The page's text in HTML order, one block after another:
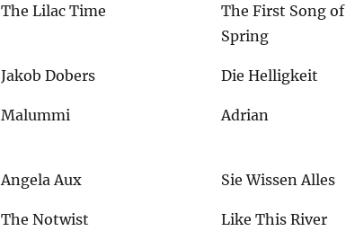
The Lilac Time
The First Song of
Spring
Jakob Dobers Die Helligkeit
Malummi Adrian
Angela Aux Sie Wissen Alles
The Notwist Like This River